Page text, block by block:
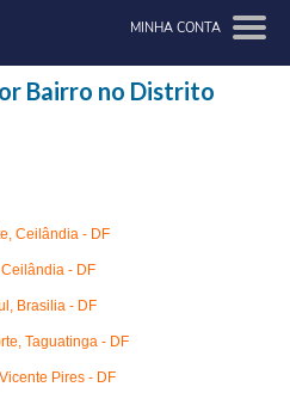
MINHA CONTA
Bairro no Distrito
Ceilândia - DF
- DF
Brasilia - DF
Taguatinga - DF
Pires - DF